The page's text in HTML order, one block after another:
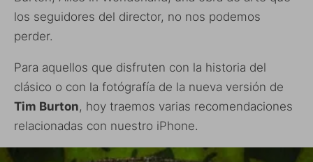
los seguidores del director, no nos podemos
perder.
Para aquellos que disfruten con la historia del
clásico o con la fotógrafía de la nueva versión de
Tim Burton, hoy traemos varias recomendaciones
relacionadas con nuestro iPhone.